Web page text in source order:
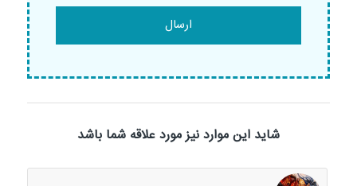
شاید این موارد نیز مورد علاقه شما باشد